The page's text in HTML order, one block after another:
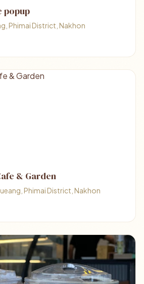
popup
Phimai District, Nakhon
& Garden
Phimai District, Nakhon